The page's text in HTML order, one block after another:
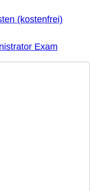
(kostenfrei)
Exam